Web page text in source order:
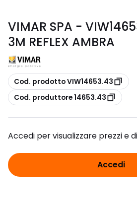
VIMAR SPA -
3M REFLEX AMBRA
copia
Cod. prodotto VIW14653.43
copia
Cod. produttore 14653.43
Accedi per visualizzare prezzi e
Accedi